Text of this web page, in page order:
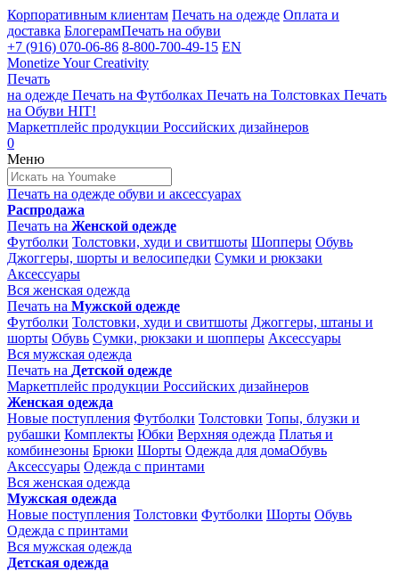
Корпоративным клиентам Печать на одежде Оплата и
доставка БлогерамПечать на обуви
+7 (916) 070-06-86 8-800-700-49-15 EN
Monetize Your Creativity
Печать
на одежде Печать на Футболках Печать на Толстовках Печать
на Обуви HIT!
Маркетплейс продукции Российских дизайнеров
0
Меню
Печать на одежде обуви и аксессуарах
Распродажа
Печать на Женской одежде
Футболки Толстовки, худи и свитшоты Шопперы Обувь
Джоггеры, шорты и велосипедки Сумки и рюкзаки
Аксессуары
Вся женская одежда
Печать на Мужской одежде
Футболки Толстовки, худи и свитшоты Джоггеры, штаны и
шорты Обувь Сумки, рюкзаки и шопперы Аксессуары
Вся мужская одежда
Печать на Детской одежде
Маркетплейс продукции Российских дизайнеров
Женская одежда
Новые поступления Футболки Толстовки Топы, блузки и
рубашки Комплекты Юбки Верхняя одежда Платья и
комбинезоны Брюки Шорты Одежда для домаОбувь
Аксессуары Одежда с принтами
Вся женская одежда
Мужская одежда
Новые поступления Толстовки Футболки Шорты Обувь
Одежда с принтами
Вся мужская одежда
Детская одежда